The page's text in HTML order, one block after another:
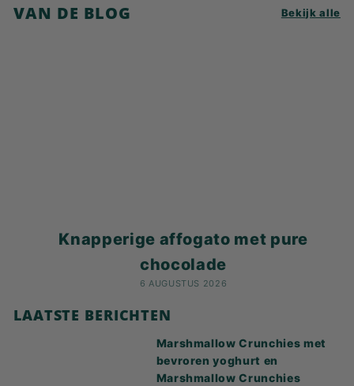
VAN DE BLOG Bekijk alle
Knapperige affogato met pure
chocolade
6 AUGUSTUS 2026
LAATSTE BERICHTEN
Marshmallow Crunchies met
bevroren yoghurt en
Marshmallow Crunchies